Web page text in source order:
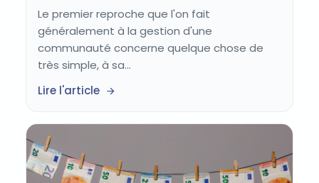
Le premier reproche que l'on fait
généralement à la gestion d'une
communauté concerne quelque chose de
très simple, à sa...
Lire l'article